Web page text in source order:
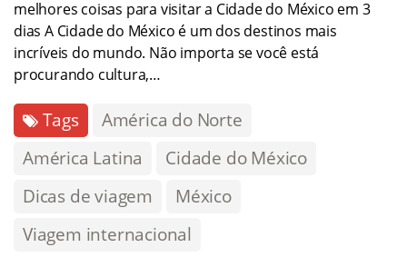
melhores coisas para visitar a Cidade do México em 3
dias A Cidade do México é um dos destinos mais
incríveis do mundo. Não importa se você está
procurando cultura,…
Tags
América do Norte
América Latina
Cidade do México
Dicas de viagem
México
Viagem internacional